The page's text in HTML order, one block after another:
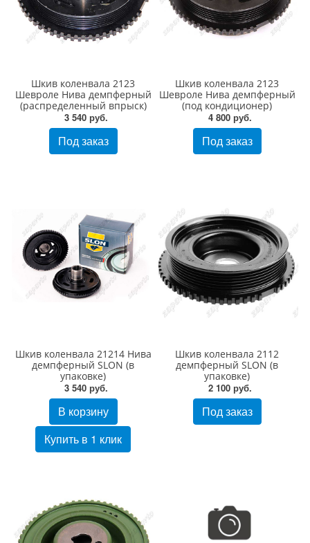
Шкив коленвала 2123
Шевроле Нива демпферный
(распределенный впрыск)
3 540 руб.
Под заказ
Шкив коленвала 2123
Шевроле Нива демпферный
(под кондиционер)
4 800 руб.
Под заказ
Шкив коленвала 21214 Нива
демпферный SLON (в
упаковке)
3 540 руб.
В корзину
Купить в 1 клик
Шкив коленвала 2112
демпферный SLON (в
упаковке)
2 100 руб.
Под заказ